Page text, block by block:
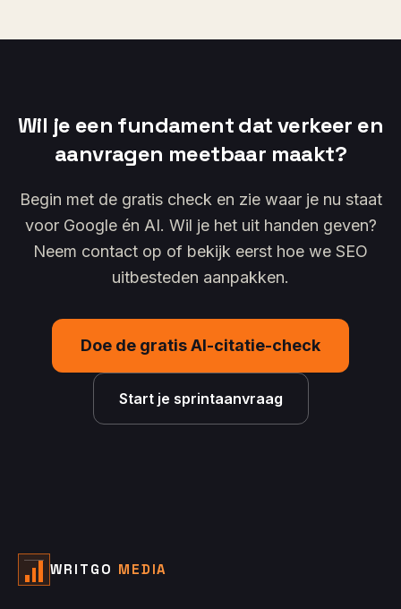
Wil je een fundament dat verkeer en
aanvragen meetbaar maakt?
Begin met de gratis check en zie waar je nu staat
voor Google én AI. Wil je het uit handen geven?
Neem contact op of bekijk eerst hoe we SEO
uitbesteden aanpakken.
Doe de gratis AI-citatie-check
Start je sprintaanvraag
WRITGO MEDIA